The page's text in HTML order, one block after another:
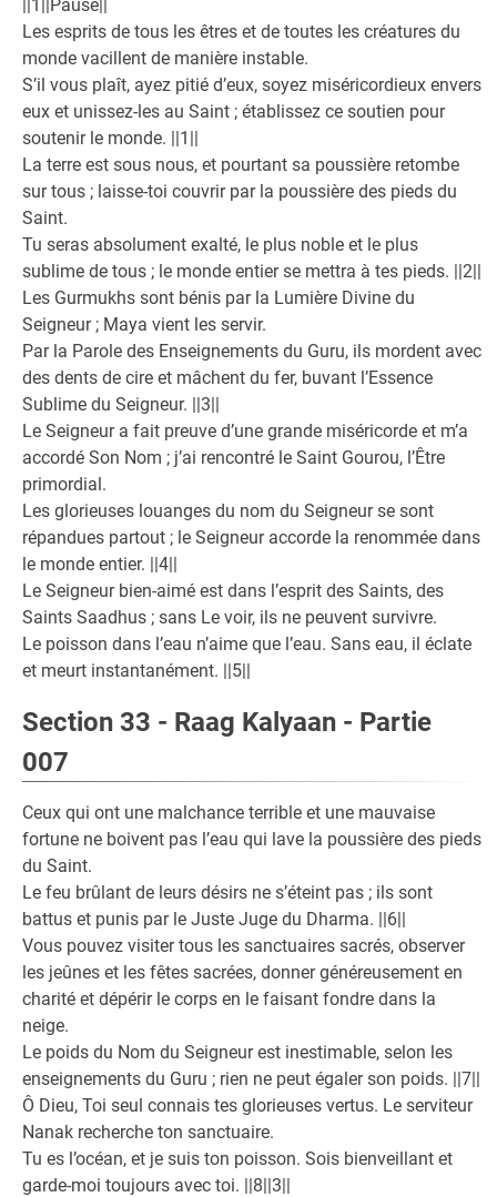
||1||Pause||
Les esprits de tous les êtres et de toutes les créatures du
monde vacillent de manière instable.
S’il vous plaît, ayez pitié d’eux, soyez miséricordieux envers
eux et unissez-les au Saint ; établissez ce soutien pour
soutenir le monde. ||1||
La terre est sous nous, et pourtant sa poussière retombe
sur tous ; laisse-toi couvrir par la poussière des pieds du
Saint.
Tu seras absolument exalté, le plus noble et le plus
sublime de tous ; le monde entier se mettra à tes pieds. ||2||
Les Gurmukhs sont bénis par la Lumière Divine du
Seigneur ; Maya vient les servir.
Par la Parole des Enseignements du Guru, ils mordent avec
des dents de cire et mâchent du fer, buvant l’Essence
Sublime du Seigneur. ||3||
Le Seigneur a fait preuve d’une grande miséricorde et m’a
accordé Son Nom ; j’ai rencontré le Saint Gourou, l’Être
primordial.
Les glorieuses louanges du nom du Seigneur se sont
répandues partout ; le Seigneur accorde la renommée dans
le monde entier. ||4||
Le Seigneur bien-aimé est dans l’esprit des Saints, des
Saints Saadhus ; sans Le voir, ils ne peuvent survivre.
Le poisson dans l’eau n’aime que l’eau. Sans eau, il éclate
et meurt instantanément. ||5||
Section 33 - Raag Kalyaan - Partie
007
Ceux qui ont une malchance terrible et une mauvaise
fortune ne boivent pas l’eau qui lave la poussière des pieds
du Saint.
Le feu brûlant de leurs désirs ne s’éteint pas ; ils sont
battus et punis par le Juste Juge du Dharma. ||6||
Vous pouvez visiter tous les sanctuaires sacrés, observer
les jeûnes et les fêtes sacrées, donner généreusement en
charité et dépérir le corps en le faisant fondre dans la
neige.
Le poids du Nom du Seigneur est inestimable, selon les
enseignements du Guru ; rien ne peut égaler son poids. ||7||
Ô Dieu, Toi seul connais tes glorieuses vertus. Le serviteur
Nanak recherche ton sanctuaire.
Tu es l’océan, et je suis ton poisson. Sois bienveillant et
garde-moi toujours avec toi. ||8||3||